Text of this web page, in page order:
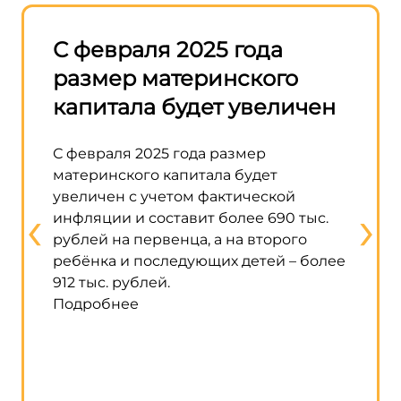
С февраля 2025 года
размер материнского
капитала будет увеличен
С февраля 2025 года размер
материнского капитала будет
увеличен с учетом фактической
инфляции и составит более 690 тыс.
рублей на первенца, а на второго
ребёнка и последующих детей – более
912 тыс. рублей.
Подробнее
‹ ›